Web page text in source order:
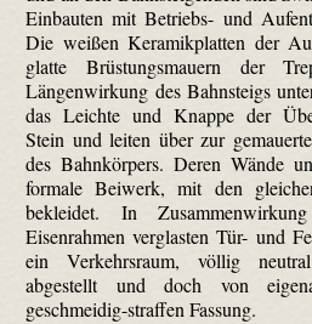
Einbauten mit Betriebs- und
Die weißen Keramikplatten der
glatte Brüstungsmauern der
Längenwirkung des Bahnsteigs
das Leichte und Knappe der
Stein und leiten über zur
des Bahnkörpers. Deren Wände
formale Beiwerk, mit den
bekleidet. In
Eisenrahmen verglasten Tür- und
ein Verkehrsraum, völlig
abgestellt und doch von
geschmeidig-straffen Fassung.